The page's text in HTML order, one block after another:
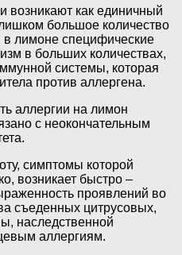
возникают как единичный
большое количество
лимоне специфические
в больших количествах,
системы, которая
против аллергена.
аллергии на лимон
с неокончательным
симптомы которой
возникает быстро –
проявлений во
съеденных цитрусовых,
наследственной
аллергиям.